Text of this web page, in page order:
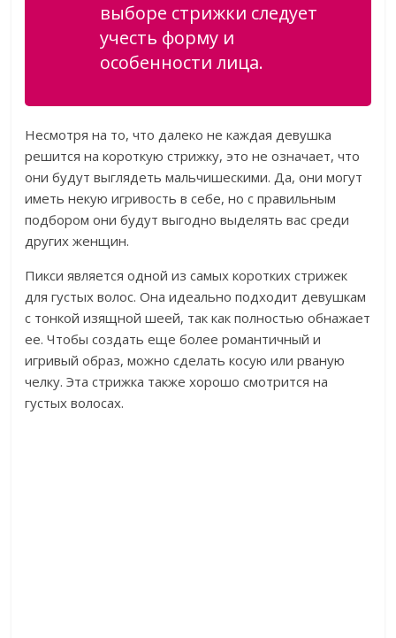
выборе стрижки следует
учесть форму и
особенности лица.
Несмотря на то, что далеко не каждая девушка
решится на короткую стрижку, это не означает, что
они будут выглядеть мальчишескими. Да, они могут
иметь некую игривость в себе, но с правильным
подбором они будут выгодно выделять вас среди
других женщин.
Пикси является одной из самых коротких стрижек
для густых волос. Она идеально подходит девушкам
с тонкой изящной шеей, так как полностью обнажает
ее. Чтобы создать еще более романтичный и
игривый образ, можно сделать косую или рваную
челку. Эта стрижка также хорошо смотрится на
густых волосах.